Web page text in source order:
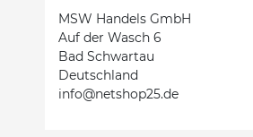
MSW Handels GmbH
Auf der Wasch 6
Bad Schwartau
Deutschland
info@netshop25.de